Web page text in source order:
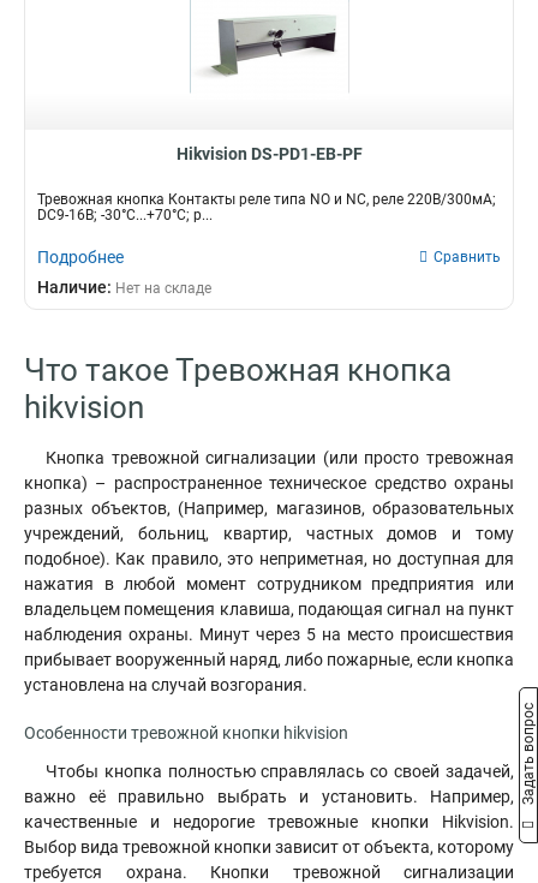
Hikvision DS-PD1-EB-PF
Тревожная кнопка Контакты реле типа NO и NC, реле 220В/300мА;
DC9-16В; -30°C...+70°C; р...
Подробнее Сравнить
Наличие: Нет на складе
Что такое Тревожная кнопка
hikvision
Кнопка тревожной сигнализации (или просто тревожная
кнопка) – распространенное техническое средство охраны
разных объектов, (Например, магазинов, образовательных
учреждений, больниц, квартир, частных домов и тому
подобное). Как правило, это неприметная, но доступная для
нажатия в любой момент сотрудником предприятия или
владельцем помещения клавиша, подающая сигнал на пункт
наблюдения охраны. Минут через 5 на место происшествия
прибывает вооруженный наряд, либо пожарные, если кнопка
установлена на случай возгорания.
Особенности тревожной кнопки hikvision
Чтобы кнопка полностью справлялась со своей задачей,
важно её правильно выбрать и установить. Например,
качественные и недорогие тревожные кнопки Hikvision.
Выбор вида тревожной кнопки зависит от объекта, которому
требуется охрана. Кнопки тревожной сигнализации
Задать вопрос